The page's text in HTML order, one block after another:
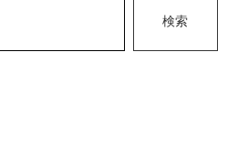
検索